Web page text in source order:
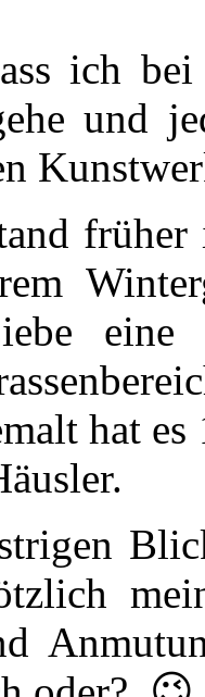
ich
und
eine
hat